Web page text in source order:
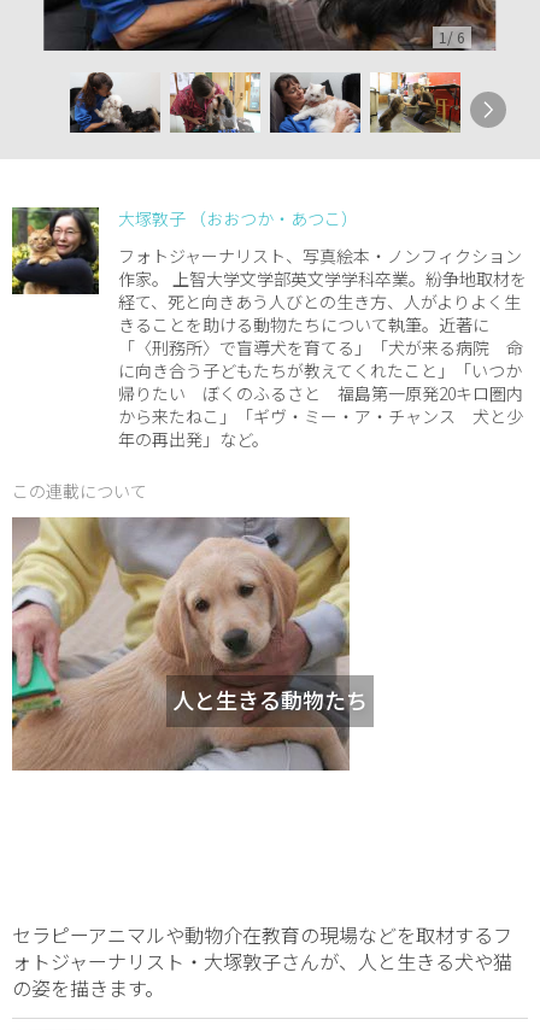
1 / 6
大塚敦子 （おおつか・あつこ）
フォトジャーナリスト、写真絵本・ノンフィクション
作家。 上智大学文学部英文学学科卒業。紛争地取材を
経て、死と向きあう人びとの生き方、人がよりよく生
きることを助ける動物たちについて執筆。近著に
「〈刑務所〉で盲導犬を育てる」「犬が来る病院 命
に向き合う子どもたちが教えてくれたこと」「いつか
帰りたい ぼくのふるさと 福島第一原発20キロ圏内
から来たねこ」「ギヴ・ミー・ア・チャンス 犬と少
年の再出発」など。
この連載について
人と生きる動物たち
セラピーアニマルや動物介在教育の現場などを取材するフ
ォトジャーナリスト・大塚敦子さんが、人と生きる犬や猫
の姿を描きます。